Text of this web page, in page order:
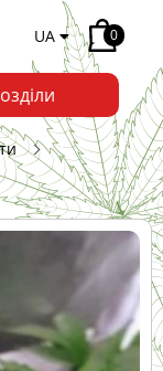
UA 0